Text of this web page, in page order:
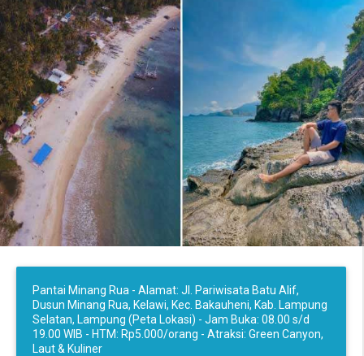
Pantai Minang Rua - Alamat: Jl. Pariwisata Batu Alif,
Dusun Minang Rua, Kelawi, Kec. Bakauheni, Kab. Lampung
Selatan, Lampung (Peta Lokasi) - Jam Buka: 08.00 s/d
19.00 WIB - HTM: Rp5.000/orang - Atraksi: Green Canyon,
Laut & Kuliner